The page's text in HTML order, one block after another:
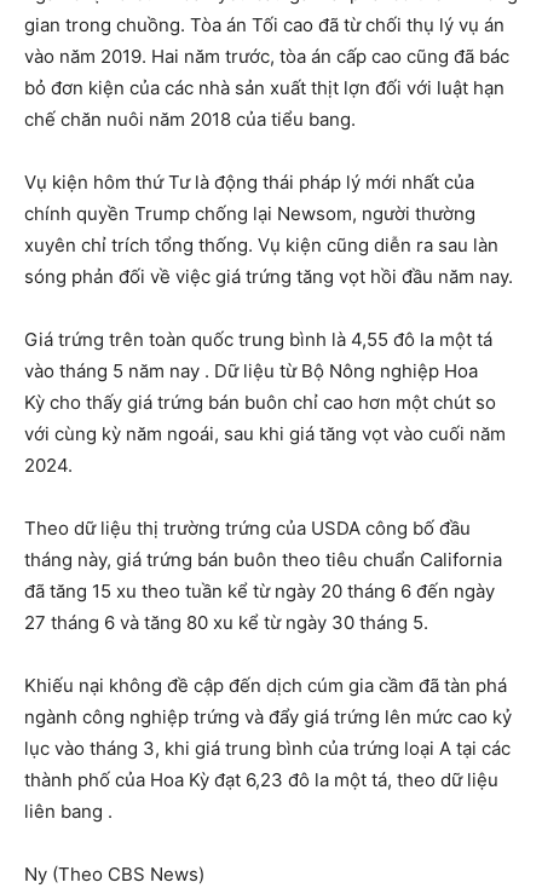
gian trong chuồng. Tòa án Tối cao đã từ chối thụ lý vụ án
vào năm 2019. Hai năm trước, tòa án cấp cao cũng đã bác
bỏ đơn kiện của các nhà sản xuất thịt lợn đối với luật hạn
chế chăn nuôi năm 2018 của tiểu bang.
Vụ kiện hôm thứ Tư là động thái pháp lý mới nhất của
chính quyền Trump chống lại Newsom, người thường
xuyên chỉ trích tổng thống. Vụ kiện cũng diễn ra sau làn
sóng phản đối về việc giá trứng tăng vọt hồi đầu năm nay.
Giá trứng trên toàn quốc trung bình là 4,55 đô la một tá
vào tháng 5 năm nay . Dữ liệu từ Bộ Nông nghiệp Hoa
Kỳ cho thấy giá trứng bán buôn chỉ cao hơn một chút so
với cùng kỳ năm ngoái, sau khi giá tăng vọt vào cuối năm
2024.
Theo dữ liệu thị trường trứng của USDA công bố đầu
tháng này, giá trứng bán buôn theo tiêu chuẩn California
đã tăng 15 xu theo tuần kể từ ngày 20 tháng 6 đến ngày
27 tháng 6 và tăng 80 xu kể từ ngày 30 tháng 5.
Khiếu nại không đề cập đến dịch cúm gia cầm đã tàn phá
ngành công nghiệp trứng và đẩy giá trứng lên mức cao kỷ
lục vào tháng 3, khi giá trung bình của trứng loại A tại các
thành phố của Hoa Kỳ đạt 6,23 đô la một tá, theo dữ liệu
liên bang .
Ny (Theo CBS News)